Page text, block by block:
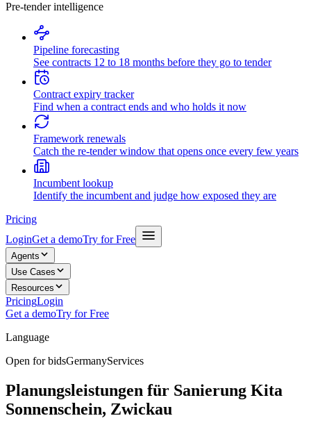
Pre-tender intelligence
Pipeline forecasting
See contracts 12 to 18 months before they go to tender
Contract expiry tracker
Find when a contract ends and who holds it now
Framework renewals
Catch the re-tender window that opens once every few years
Incumbent lookup
Identify the incumbent and judge how exposed they are
Pricing
LoginGet a demoTry for Free
Agents
Use Cases
Resources
PricingLogin
Get a demoTry for Free
Language
Open for bidsGermanyServices
Planungsleistungen für Sanierung Kita
Sonnenschein, Zwickau